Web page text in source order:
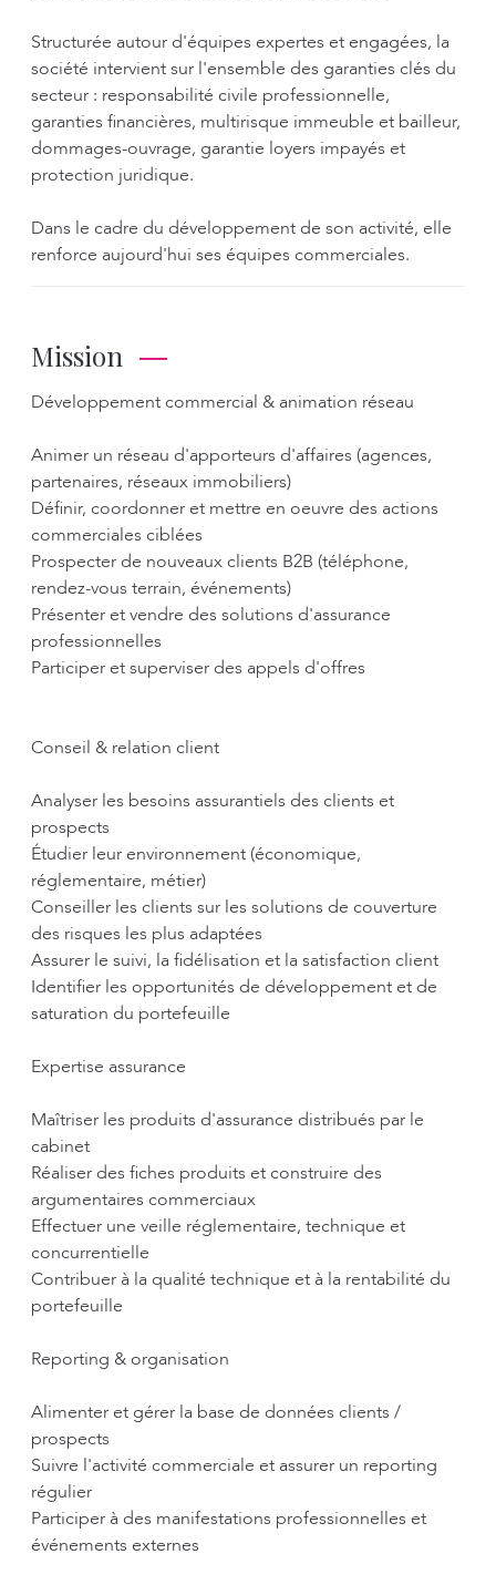
Structurée autour d'équipes expertes et engagées, la
société intervient sur l'ensemble des garanties clés du
secteur : responsabilité civile professionnelle,
garanties financières, multirisque immeuble et bailleur,
dommages-ouvrage, garantie loyers impayés et
protection juridique.
Dans le cadre du développement de son activité, elle
renforce aujourd'hui ses équipes commerciales.
Mission
Développement commercial & animation réseau
Animer un réseau d'apporteurs d'affaires (agences,
partenaires, réseaux immobiliers)
Définir, coordonner et mettre en oeuvre des actions
commerciales ciblées
Prospecter de nouveaux clients B2B (téléphone,
rendez-vous terrain, événements)
Présenter et vendre des solutions d'assurance
professionnelles
Participer et superviser des appels d'offres
Conseil & relation client
Analyser les besoins assurantiels des clients et
prospects
Étudier leur environnement (économique,
réglementaire, métier)
Conseiller les clients sur les solutions de couverture
des risques les plus adaptées
Assurer le suivi, la fidélisation et la satisfaction client
Identifier les opportunités de développement et de
saturation du portefeuille
Expertise assurance
Maîtriser les produits d'assurance distribués par le
cabinet
Réaliser des fiches produits et construire des
argumentaires commerciaux
Effectuer une veille réglementaire, technique et
concurrentielle
Contribuer à la qualité technique et à la rentabilité du
portefeuille
Reporting & organisation
Alimenter et gérer la base de données clients /
prospects
Suivre l'activité commerciale et assurer un reporting
régulier
Participer à des manifestations professionnelles et
événements externes